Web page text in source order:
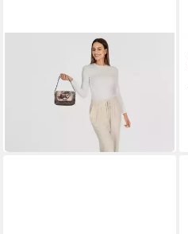
Schultertasche Wings
UVP 83,95 €
in 2-3 Werktagen bei dir